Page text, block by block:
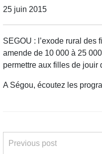
25 juin 2015
SEGOU : l’exode rural des
amende de 10 000 à 25
permettre aux filles de jouir
A Ségou, écoutez les
Previous post